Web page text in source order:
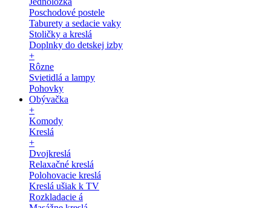
Poschodové postele
Taburety a sedacie vaky
Stoličky a kreslá
Doplnky do detskej izby
+
Rôzne
Svietidlá a lampy
Pohovky
Obývačka
+
Komody
Kreslá
+
Dvojkreslá
Relaxačné kreslá
Polohovacie kreslá
Kreslá ušiak k TV
Rozkladacie á